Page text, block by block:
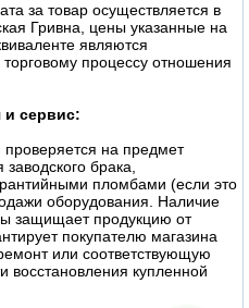
за товар осуществляется в
Гривна, цены указанные на
являются
процессу отношения
и сервис:
проверяется на предмет
брака,
пломбами (если это
оборудования. Наличие
защищает продукцию от
покупателю магазина
или соответствующую
восстановления купленной